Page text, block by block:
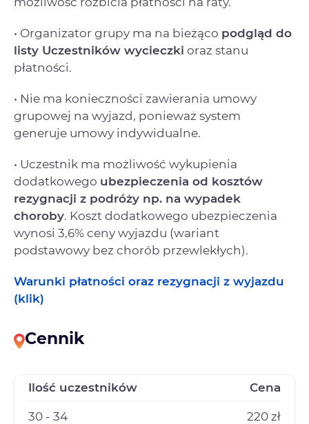
• Organizator grupy ma na bieżąco podgląd do
listy Uczestników wycieczki oraz stanu
płatności.
• Nie ma konieczności zawierania umowy
grupowej na wyjazd, ponieważ system
generuje umowy indywidualne.
• Uczestnik ma możliwość wykupienia
dodatkowego ubezpieczenia od kosztów
rezygnacji z podróży np. na wypadek
choroby. Koszt dodatkowego ubezpieczenia
wynosi 3,6% ceny wyjazdu (wariant
podstawowy bez chorób przewlekłych).
Warunki płatności oraz rezygnacji z wyjazdu
(klik)
Cennik
Ilość uczestników Cena
30 - 34 220 zł